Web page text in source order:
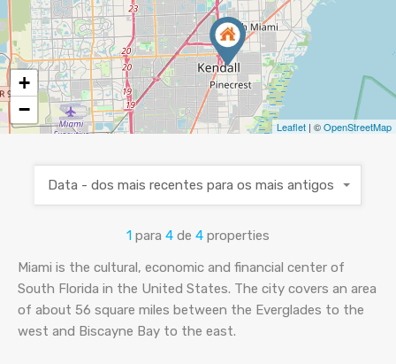
+
−
Leaflet | ©OpenStreetMap
1 para 4 de 4 properties
Data - dos mais recentes para os mais antigos
Miami is the cultural, economic and financial center of
South Florida in the United States. The city covers an area
of about 56 square miles between the Everglades to the
west and Biscayne Bay to the east.